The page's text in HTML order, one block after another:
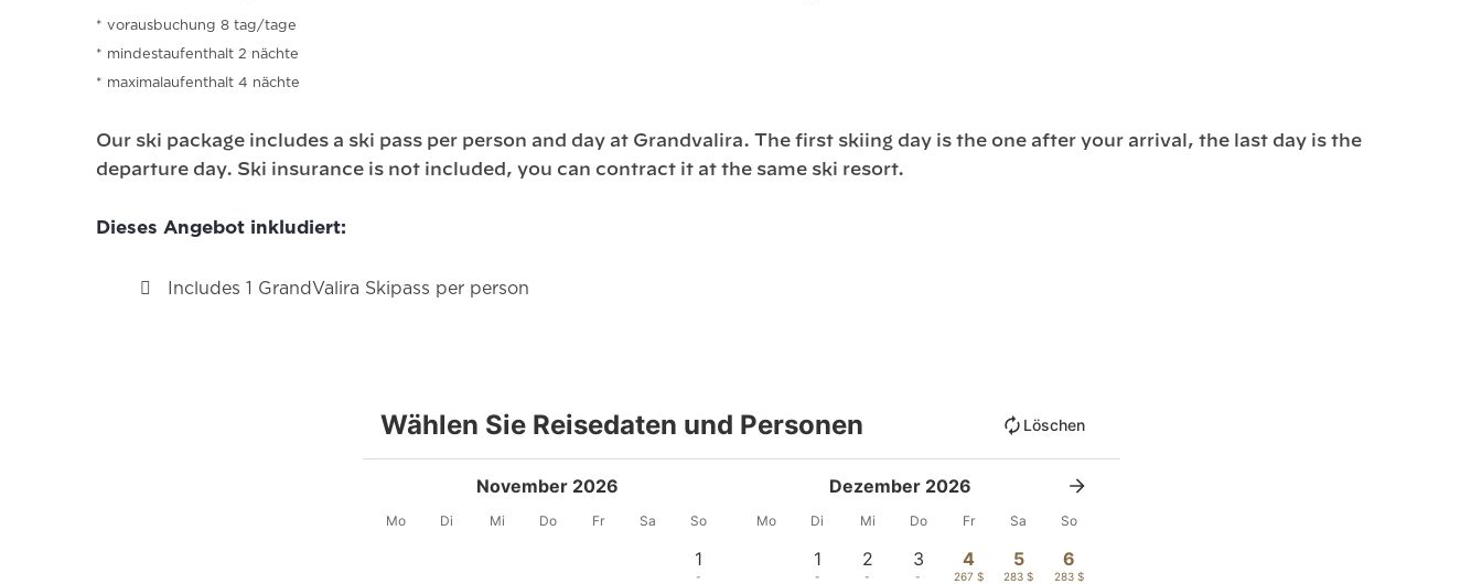
vorausbuchung 8 tag/tage
mindestaufenthalt 2 nächte
maximalaufenthalt 4 nächte
Our ski package includes a ski pass per person and day at Grandvalira. The first skiing day is the one after your arrival, the last day is the
departure day. Ski insurance is not included, you can contract it at the same ski resort.
Dieses Angebot inkludiert:
Includes 1 GrandValira Skipass per person
Wählen Sie Reisedaten und Personen Löschen
November 2026
Mo Di Mi Do Fr Sa So
1
-
Dezember 2026
Mo Di Mi Do Fr Sa So
1
-
2
-
3
-
4
267 $
5
283 $
6
283 $